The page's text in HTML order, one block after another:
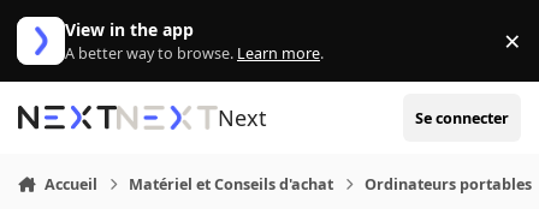
Aller au contenu
View in the app
A better way to browse. Learn more. ×
Next Se connecter
Accueil Matériel et Conseils d'achat Ordinateurs portables